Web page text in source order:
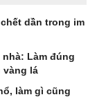
dần trong im
Làm đúng
vàng lá
làm gì cũng